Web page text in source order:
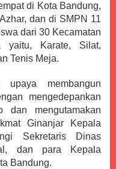
di Kota Bandung,
dan di SMPN 11
dari 30 Kecamatan
yaitu, Karate, Silat,
Tenis Meja.
upaya membangun
mengedepankan
dan mengutamakan
Ginanjar Kepala
Sekretaris Dinas
dan para Kepala
Bandung.